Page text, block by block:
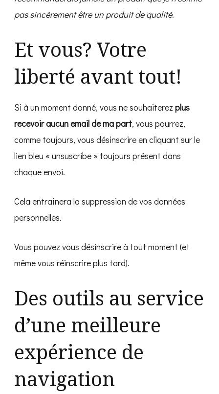
pas sincèrement être un produit de qualité.
Et vous? Votre
liberté avant tout!
Si à un moment donné, vous ne souhaiterez plus
recevoir aucun email de ma part, vous pourrez,
comme toujours, vous désinscrire en cliquant sur le
lien bleu « unsuscribe » toujours présent dans
chaque envoi.
Cela entraînera la suppression de vos données
personnelles.
Vous pouvez vous désinscrire à tout moment (et
même vous réinscrire plus tard).
Des outils au service
d’une meilleure
expérience de
navigation